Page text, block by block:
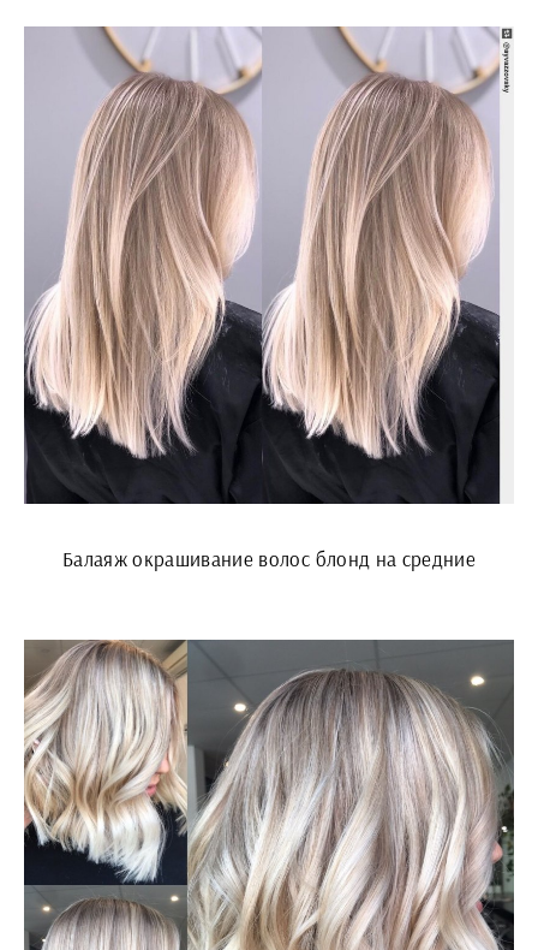
Балаяж окрашивание волос блонд на средние